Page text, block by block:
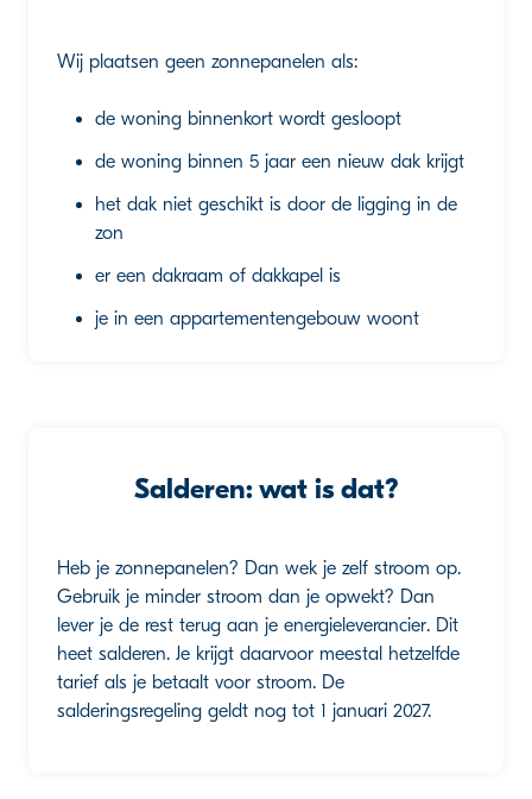
Wij plaatsen geen zonnepanelen als:
de woning binnenkort wordt gesloopt
de woning binnen 5 jaar een nieuw dak krijgt
het dak niet geschikt is door de ligging in de
zon
er een dakraam of dakkapel is
je in een appartementengebouw woont
Salderen: wat is dat?
Heb je zonnepanelen? Dan wek je zelf stroom op.
Gebruik je minder stroom dan je opwekt? Dan
lever je de rest terug aan je energieleverancier. Dit
heet salderen. Je krijgt daarvoor meestal hetzelfde
tarief als je betaalt voor stroom. De
salderingsregeling geldt nog tot 1 januari 2027.